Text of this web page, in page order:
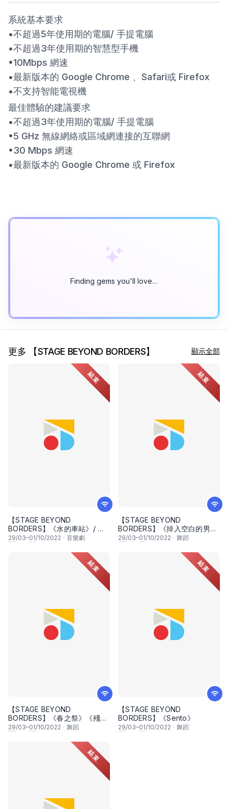
系統基本要求
•不超過5年使用期的電腦/ 手提電腦
•不超過3年使用期的智慧型手機
•10Mbps 網速
•最新版本的 Google Chrome 、Safari或 Firefox
•不支持智能電視機
最佳體驗的建議要求
•不超過3年使用期的電腦/ 手提電腦
•5 GHz 無線網絡或區域網連接的互聯網
•30 Mbps 網速
•最新版本的 Google Chrome 或 Firefox
Finding gems you'll love…
更多 【STAGE BEYOND BORDERS】 顯示全部
結束
【STAGE BEYOND
BORDERS】《水的車站》/ 水
の駅/ The Water Station
29/03–01/10/2022 · 音樂劇
結束
【STAGE BEYOND
BORDERS】《掉入空白的男
人》/ 空白に落ちた男/ Kuhaku
Fallen Into a Void）
29/03–01/10/2022 · 舞蹈
結束
【STAGE BEYOND
BORDERS】《春之祭》《殘影
之庭》 / 春の祭典+残影の庭 /
29/03–01/10/2022 · 舞蹈
結束
【STAGE BEYOND
BORDERS】《Sento》
29/03–01/10/2022 · 舞蹈
結束